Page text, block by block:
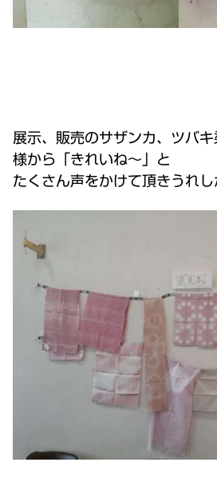
展示、販売のサザンカ、ツバ
様から「きれいね～」と
たくさん声をかけて頂きうれし